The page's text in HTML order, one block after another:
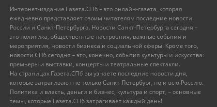
Интернет-издание Газета.СПб – это онлайн-газета, которая
ежедневно представляет своим читателям последние новости
России и Санкт-Петербурга. Новости Санкт-Петербурга сегодня –
это политика, общественные настроения, важные события и
мероприятия, новости бизнеса и социальной сферы. Кроме того,
новости СПб сегодня – это, конечно, события культуры и искусства:
премьеры и выставки, концерты и театральные спектакли.
На страницах Газета.СПб вы узнаете последние новости дня,
которые затрагивают не только Санкт-Петербург, но и всю Россию.
Политика и власть, деньги и бизнес, культура и спорт, – основные
темы, которые Газета.СПб затрагивает каждый день!